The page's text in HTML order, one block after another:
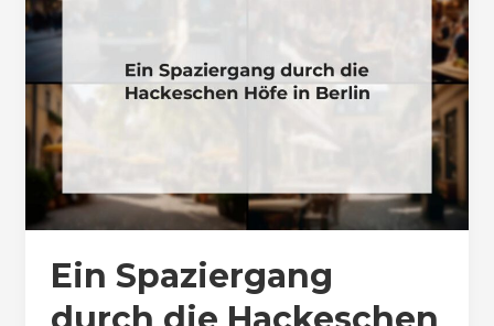
Ein Spaziergang